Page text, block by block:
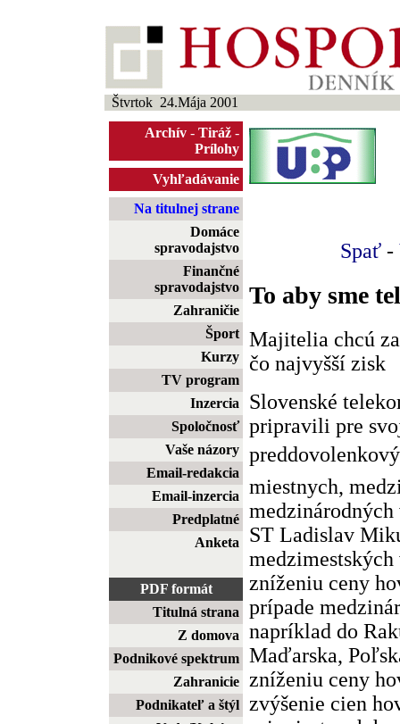
Štvrtok 24.Mája 2001
Archív - Tiráž -
Prílohy
Vyhľadávanie
Na titulnej strane
Domáce
spravodajstvo
Finančné
spravodajstvo
Zahraničie
Šport
Kurzy
TV program
Inzercia
Spoločnosť
Vaše názory
Email-redakcia
Email-inzercia
Predplatné
Anketa
PDF formát
Titulná strana
Z domova
Podnikové spektrum
Zahranicie
Podnikateľ a štýl
Spať -
To aby sme
Majitelia chcú
čo najvyšší zisk
Slovenské
pripravili pre
preddovolenkový
miestnych,
ST Ladislav
zníženiu ceny
prípade
napríklad do
Maďarska,
zníženiu ceny
zvýšenie cien